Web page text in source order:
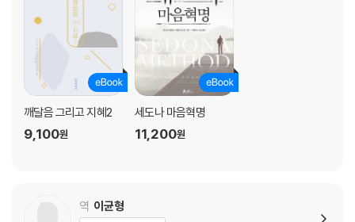
깨달음 그리고 지혜2
9,100원
세도나 마음혁명
11,200원
역 이균형